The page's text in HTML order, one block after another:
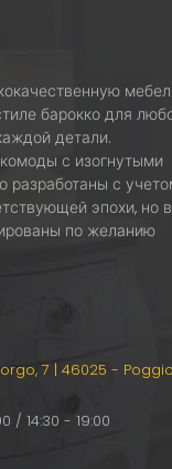
барокко для
детали.
с изогнутыми
разработаны с
эпохи, но
по желанию
7 |46025 -
/ 14:30 - 19:00